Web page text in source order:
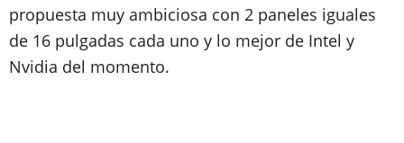
propuesta muy ambiciosa con 2 paneles iguales
de 16 pulgadas cada uno y lo mejor de Intel y
Nvidia del momento.